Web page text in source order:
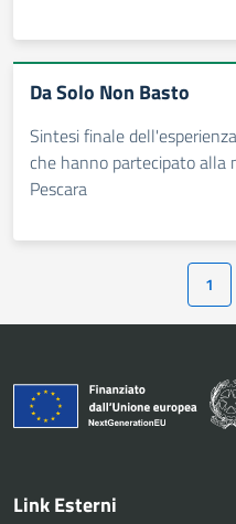
Da Solo Non Basto
Sintesi finale
che hanno partecipato alla
Pescara
1
Link Esterni